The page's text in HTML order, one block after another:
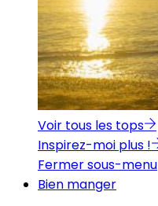
Voir tous les tops
Inspirez-moi plus !
Fermer sous-menu
Bien manger